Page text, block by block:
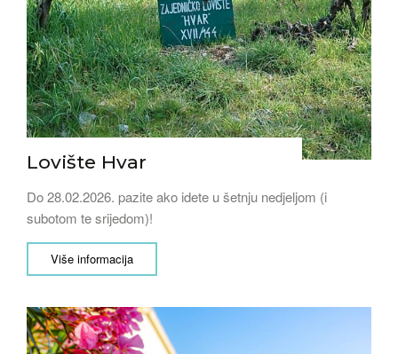
Lovište Hvar
Do 28.02.2026. pazite ako idete u šetnju nedjeljom (i
subotom te srijedom)!
Više informacija